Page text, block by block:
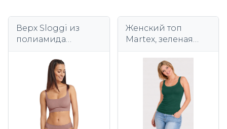
Верх Sloggi из
полиамида
Женский топ
Martex, зеленая